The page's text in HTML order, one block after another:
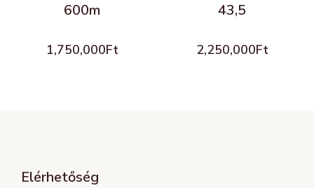
600m
1,750,000Ft
43,5
2,250,000Ft
Elérhetőség